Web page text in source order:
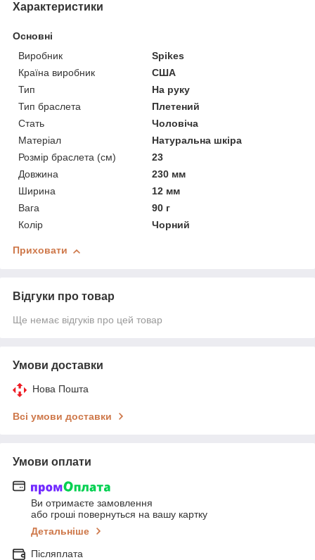
Характеристики
Основні
Виробник
Spikes
Країна виробник
США
Тип
На руку
Тип браслета
Плетений
Стать
Чоловіча
Матеріал
Натуральна шкіра
Розмір браслета (см)
23
Довжина
230 мм
Ширина
12 мм
Вага
90 г
Колір
Чорний
Приховати
Відгуки про товар
Ще немає відгуків про цей товар
Умови доставки
Нова Пошта
Всі умови доставки
Умови оплати
Ви отримаєте замовлення
або гроші повернуться на вашу картку
Детальніше
Післяплата